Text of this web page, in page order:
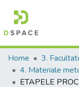
Communities &
All of DSpace
Home